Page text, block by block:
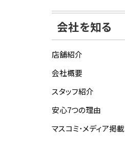
会社を知る
店舗紹介
会社概要
スタッフ紹介
安心7つの理由
マスコミ･メディア掲載